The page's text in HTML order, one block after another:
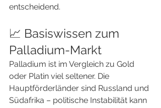
entscheidend.
📈 Basiswissen zum
Palladium-Markt
Palladium ist im Vergleich zu Gold
oder Platin viel seltener. Die
Hauptförderländer sind Russland und
Südafrika – politische Instabilität kann